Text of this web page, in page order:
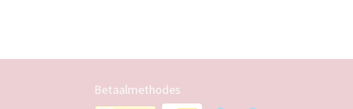
Betaalmethodes